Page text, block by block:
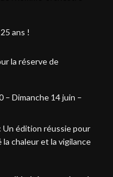
ans !
la réserve de
– Dimanche 14 juin –
Un édition réussie pour
chaleur et la vigilance